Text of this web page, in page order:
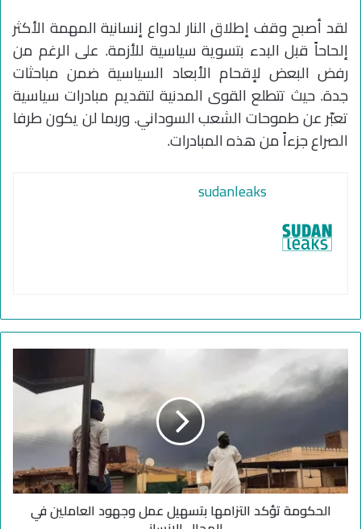
لقد أصبح وقف إطلاق النار لدواع إنسانية المهمة الأكثر
إلحاحاً قبل البدء بتسوية سياسية للأزمة. على الرغم من
رفض البعض لإقحام الأبعاد السياسية ضمن مباحثات
جدة. حيث تتطلع القوى المدنية لتقديم مبادرات سياسية
تعبّر عن طموحات الشعب السوداني. وربما لن يكون طرفا
الصراع جزءاً من هذه المبادرات.
sudanleaks
ل
م
ة
ت
ؤ
الحكومة تؤكد التزامها بتسهيل عمل وجهود العاملين في